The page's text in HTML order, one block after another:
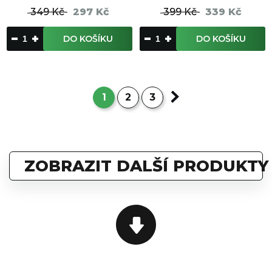
349 Kč 297 Kč
DO KOŠÍKU
399 Kč 339 Kč
DO KOŠÍKU
1 2 3
ZOBRAZIT DALŠÍ PRODUKTY